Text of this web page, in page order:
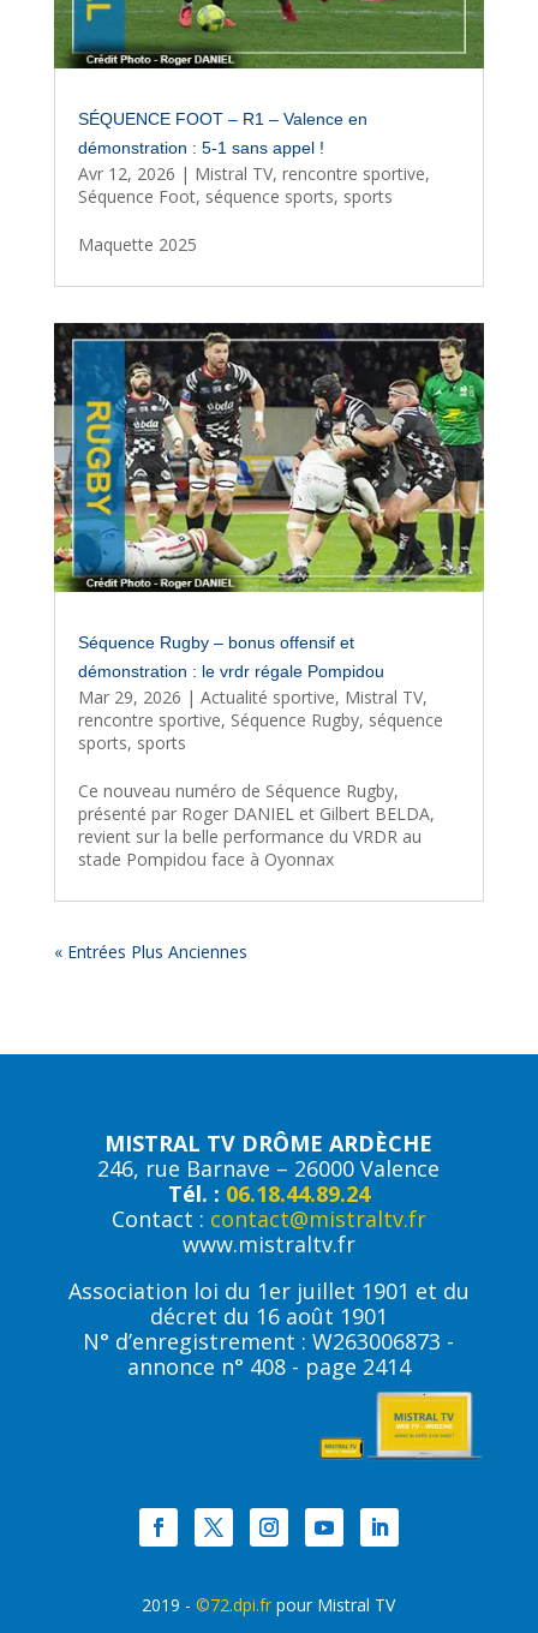
SÉQUENCE FOOT – R1 – Valence en
démonstration : 5-1 sans appel !
Avr 12, 2026 | Mistral TV, rencontre sportive,
Séquence Foot, séquence sports, sports
Maquette 2025
Séquence Rugby – bonus offensif et
démonstration : le vrdr régale Pompidou
Mar 29, 2026 | Actualité sportive, Mistral TV,
rencontre sportive, Séquence Rugby, séquence
sports, sports
Ce nouveau numéro de Séquence Rugby,
présenté par Roger DANIEL et Gilbert BELDA,
revient sur la belle performance du VRDR au
stade Pompidou face à Oyonnax
« Entrées Plus Anciennes
MISTRAL TV DRÔME ARDÈCHE
246, rue Barnave – 26000 Valence
Tél. : 06.18.44.89.24
Contact : contact@mistraltv.fr
www.mistraltv.fr
Association loi du 1er juillet 1901 et du
décret du 16 août 1901
N° d’enregistrement : W263006873 -
annonce n° 408 - page 2414
2019 -©72.dpi.fr pour Mistral TV